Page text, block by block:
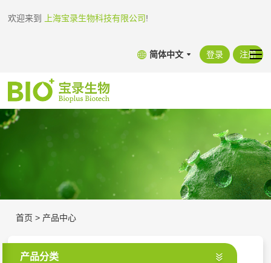
欢迎来到 上海宝录生物科技有限公司!
简体中文 登录 注册
首页 > 产品中心
产品分类